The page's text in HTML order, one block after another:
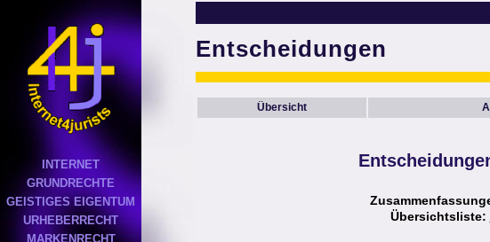
INTERNET
GRUNDRECHTE
GEISTIGES EIGENTUM
URHEBERRECHT
MARKENRECHT
Entscheidungen
Übersicht
Übersichtsliste: